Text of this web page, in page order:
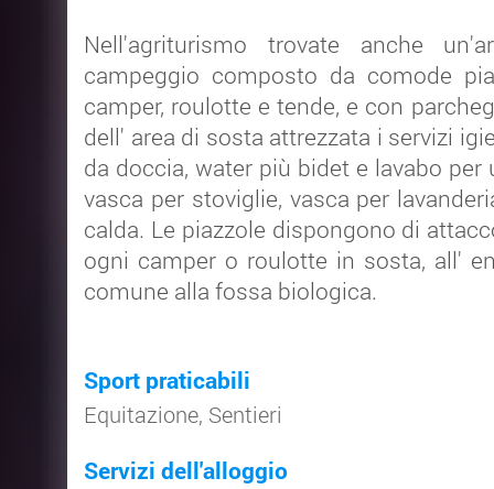
Nell'agriturismo trovate anche
campeggio composto da comode
camper, roulotte e tende, e con
dell' area di sosta attrezzata i servizi
da doccia, water più bidet e lavabo per
vasca per stoviglie, vasca per
calda. Le piazzole dispongono di
ogni camper o roulotte in sosta, all'
comune alla fossa biologica.
Sport praticabili
Equitazione, Sentieri
Servizi dell'alloggio